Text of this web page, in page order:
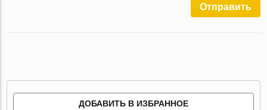
Отправить
ДОБАВИТЬ В ИЗБРАННОЕ